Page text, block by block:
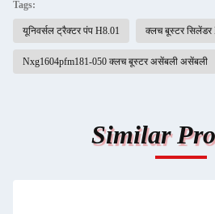
Tags:
यूनिवर्सल ट्रैक्टर पंप H8.01 क्लच बूस्टर सिलेंडर
Nxg1604pfm181-050 क्लच बूस्टर असेंबली असेंबली
Similar